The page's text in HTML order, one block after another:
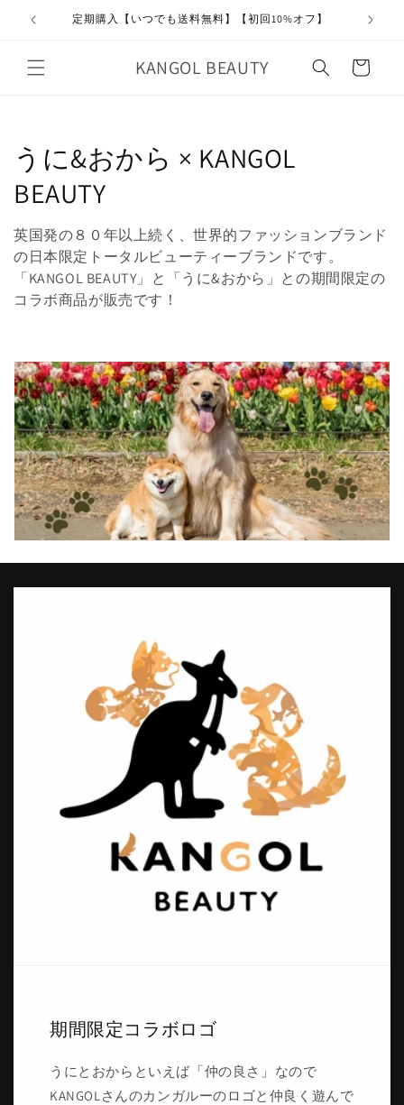
ンツに
定期購入【いつでも送料無料】【初回10%オフ】
KANGOL BEAUTY
ー
コ
レ
ク
シ
ョ
:
うに&おから × KANGOL
BEAUTY
英国発の８０年以上続く、世界的ファッションブランド
の日本限定トータルビューティーブランドです。
「KANGOL BEAUTY」と「うに&おから」との期間限定の
コラボ商品が販売です！
期間限定コラボロゴ
うにとおからといえば「仲の良さ」なので
KANGOLさんのカンガルーのロゴと仲良く遊んで